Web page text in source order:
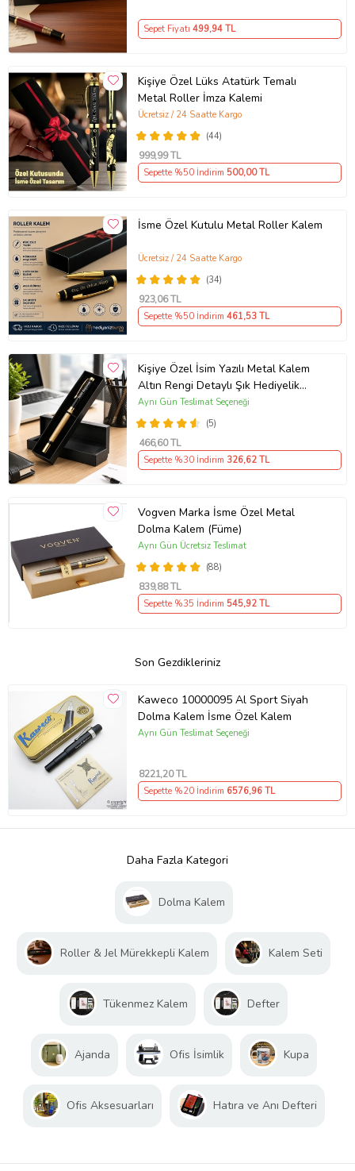
Sepet Fiyatı 499,94 TL
Kişiye Özel Lüks Atatürk Temalı
Metal Roller İmza Kalemi
(44)
Ücretsiz / 24 Saatte Kargo
999,99 TL
Sepette %50 İndirim 500,00 TL
İsme Özel Kutulu Metal Roller Kalem
(34)
Ücretsiz / 24 Saatte Kargo
923,06 TL
Sepette %50 İndirim 461,53 TL
Kişiye Özel İsim Yazılı Metal Kalem
Altın Rengi Detaylı Şık Hediyelik
Roller Kalem Özel Kutusunda İmza
Kalemi
(5)
Aynı Gün Teslimat Seçeneği
466,60 TL
Sepette %30 İndirim 326,62 TL
Vogven Marka İsme Özel Metal
Dolma Kalem (Füme)
(88)
Aynı Gün Ücretsiz Teslimat
839,88 TL
Sepette %35 İndirim 545,92 TL
Son Gezdikleriniz
Kaweco 10000095 Al Sport Siyah
Dolma Kalem İsme Özel Kalem
Aynı Gün Teslimat Seçeneği
8221,20 TL
Sepette %20 İndirim 6576,96 TL
Daha Fazla Kategori
Dolma Kalem
Roller & Jel Mürekkepli Kalem Kalem Seti
Tükenmez Kalem Defter
Ajanda Ofis İsimlik Kupa
Ofis Aksesuarları Hatıra ve Anı Defteri